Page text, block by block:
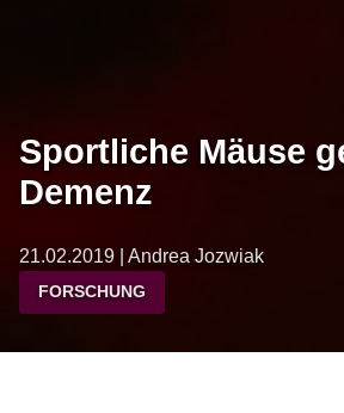
Sportliche Mäuse
Demenz
21.02.2019 | Andrea Jozwiak
FORSCHUNG